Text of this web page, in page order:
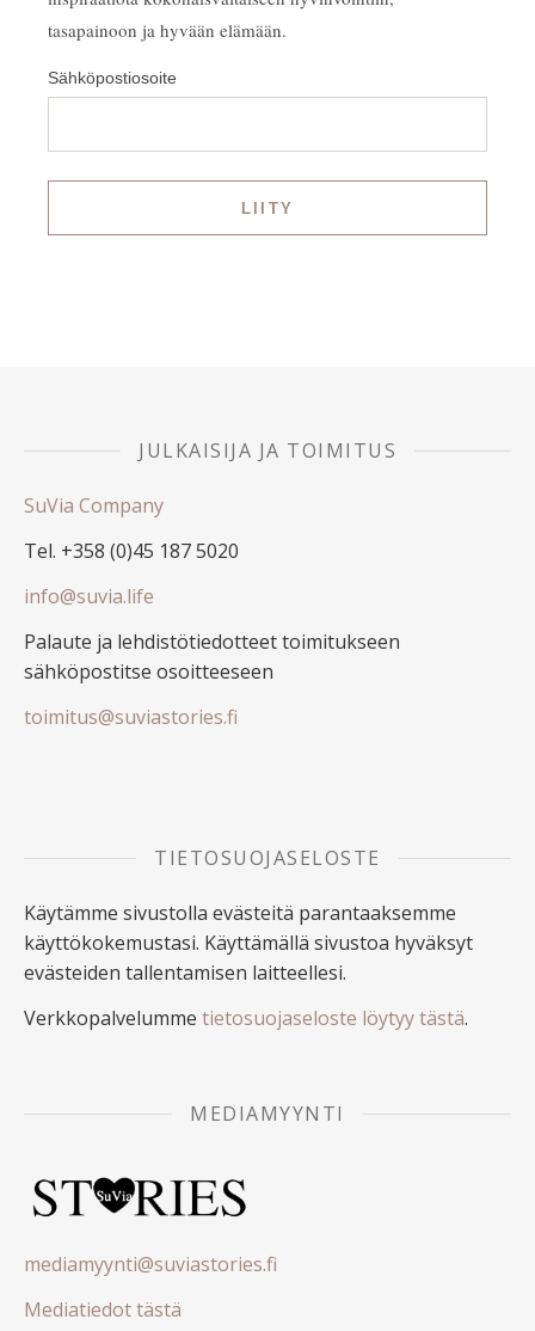
tasapainoon ja hyvään elämään.
Sähköpostiosoite
JULKAISIJA JA TOIMITUS
SuVia Company
Tel. +358 (0)45 187 5020
info@suvia.life
Palaute ja lehdistötiedotteet toimitukseen
sähköpostitse osoitteeseen
toimitus@suviastories.fi
TIETOSUOJASELOSTE
Käytämme sivustolla evästeitä parantaaksemme
käyttökokemustasi. Käyttämällä sivustoa hyväksyt
evästeiden tallentamisen laitteellesi.
Verkkopalvelumme tietosuojaseloste löytyy tästä.
MEDIAMYYNTI
mediamyynti@suviastories.fi
Mediatiedot tästä